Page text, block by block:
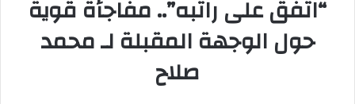
“اتفق على راتبه”.. مفاجأة قوية
حول الوجهة المقبلة لـ محمد
صلاح